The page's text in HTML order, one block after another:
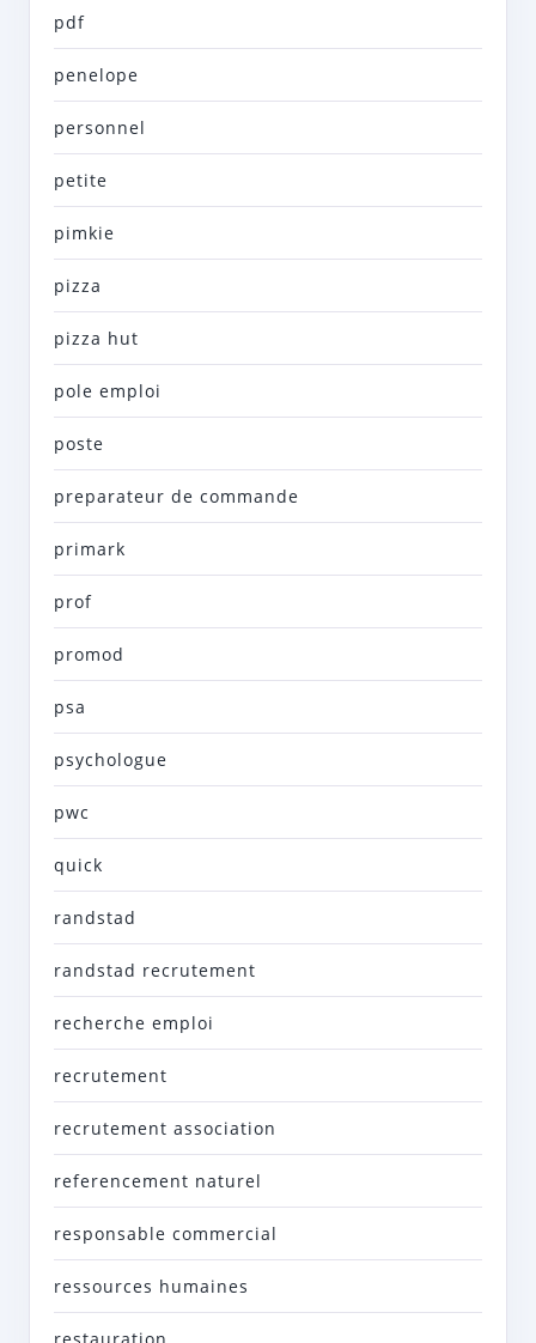
pdf
penelope
personnel
petite
pimkie
pizza
pizza hut
pole emploi
poste
preparateur de commande
primark
prof
promod
psa
psychologue
pwc
quick
randstad
randstad recrutement
recherche emploi
recrutement
recrutement association
referencement naturel
responsable commercial
ressources humaines